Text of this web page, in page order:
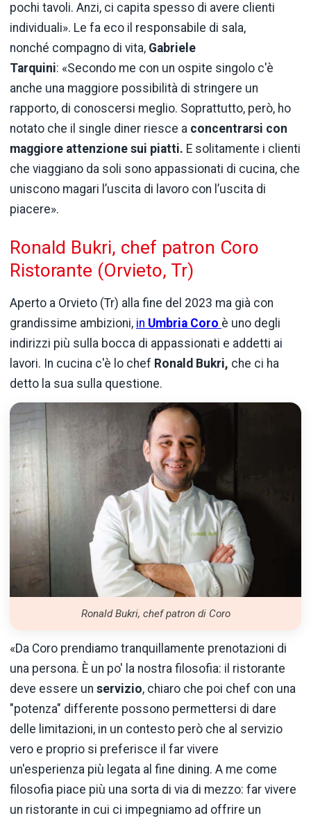
pochi tavoli. Anzi, ci capita spesso di avere clienti
individuali». Le fa eco il responsabile di sala,
nonché compagno di vita, Gabriele
Tarquini: «Secondo me con un ospite singolo c'è
anche una maggiore possibilità di stringere un
rapporto, di conoscersi meglio. Soprattutto, però, ho
notato che il single diner riesce a concentrarsi con
maggiore attenzione sui piatti. E solitamente i clienti
che viaggiano da soli sono appassionati di cucina, che
uniscono magari l’uscita di lavoro con l’uscita di
piacere».
Ronald Bukri, chef patron Coro
Ristorante (Orvieto, Tr)
Aperto a Orvieto (Tr) alla fine del 2023 ma già con
grandissime ambizioni, in Umbria Coro è uno degli
indirizzi più sulla bocca di appassionati e addetti ai
lavori. In cucina c'è lo chef Ronald Bukri, che ci ha
detto la sua sulla questione.
Ronald Bukri, chef patron di Coro
«Da Coro prendiamo tranquillamente prenotazioni di
una persona. È un po' la nostra filosofia: il ristorante
deve essere un servizio, chiaro che poi chef con una
"potenza" differente possono permettersi di dare
delle limitazioni, in un contesto però che al servizio
vero e proprio si preferisce il far vivere
un'esperienza più legata al fine dining. A me come
filosofia piace più una sorta di via di mezzo: far vivere
un ristorante in cui ci impegniamo ad offrire un